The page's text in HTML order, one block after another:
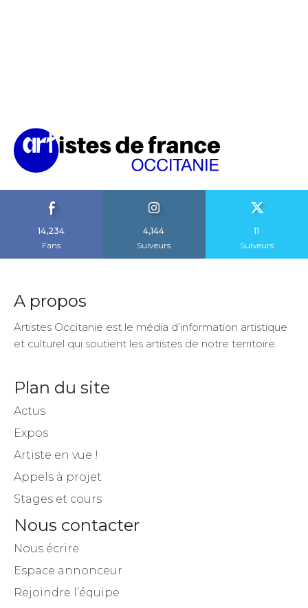
14,234
Fans
4,144
Suiveurs
11
Suiveurs
A propos
Artistes Occitanie est le média d’information artistique
et culturel qui soutient les artistes de notre territoire.
Plan du site
Actus
Expos
Artiste en vue !
Appels à projet
Stages et cours
Nous contacter
Nous écrire
Espace annonceur
Rejoindre l’équipe